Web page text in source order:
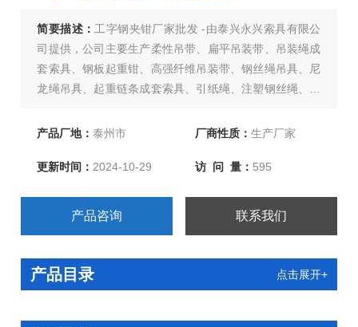
简要描述：工字钢夹钳厂家批发 -由泰兴永兴索具有限公
司提供，公司主要生产柔性吊带、扁平吊装带、吊装绳成
套索具、钢板起重钳、高强纤维吊装带、钢丝绳吊具、尼
龙绳吊具、起重链条成套索具、引纸绳、注塑钢丝绳、软
产品厂地：泰州市 厂商性质： 生产厂家
更新时间：2024-10-29 访 问 量： 595
产品咨询 联系我们
产品目录 点击展开+